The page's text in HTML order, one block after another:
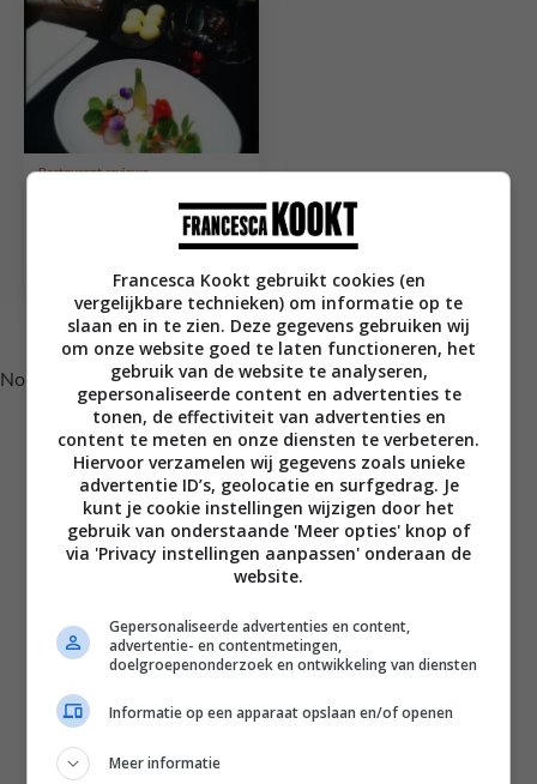
Beeldverslag: Oogst
kookworkshop bij
Restaurant reviews
Volg je mij al op Instagram?
No posts found.
Disclaimer
Privacy voorwaarden
Francesca Kookt gebruikt cookies (en
vergelijkbare technieken) om informatie op te
slaan en in te zien. Deze gegevens gebruiken wij
om onze website goed te laten functioneren, het
gebruik van de website te analyseren,
gepersonaliseerde content en advertenties te
tonen, de effectiviteit van advertenties en
content te meten en onze diensten te verbeteren.
Hiervoor verzamelen wij gegevens zoals unieke
advertentie ID’s, geolocatie en surfgedrag. Je
kunt je cookie instellingen wijzigen door het
gebruik van onderstaande 'Meer opties' knop of
via 'Privacy instellingen aanpassen' onderaan de
website.
Gepersonaliseerde advertenties en content,
advertentie- en contentmetingen,
doelgroepenonderzoek en ontwikkeling van diensten
Informatie op een apparaat opslaan en/of openen
Meer informatie